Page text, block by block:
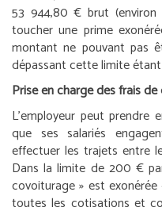
53 944,80 € brut
toucher une prime
montant ne pouvant pas
dépassant cette limite
Prise en charge des frais
L’employeur peut
que ses salariés
effectuer les trajets entre
Dans la limite de 200 €
covoiturage » est
toutes les cotisations et